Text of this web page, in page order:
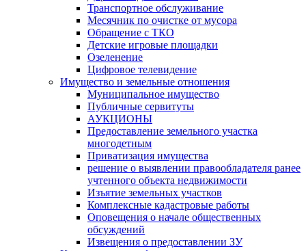
Транспортное обслуживание
Месячник по очистке от мусора
Обращение с ТКО
Детские игровые площадки
Озеленение
Цифровое телевидение
Имущество и земельные отношения
Муниципальное имущество
Публичные сервитуты
АУКЦИОНЫ
Предоставление земельного участка
многодетным
Приватизация имущества
решение о выявлении правообладателя ранее
учтенного объекта недвижимости
Изъятие земельных участков
Комплексные кадастровые работы
Оповещения о начале общественных
обсуждений
Извещения о предоставлении ЗУ